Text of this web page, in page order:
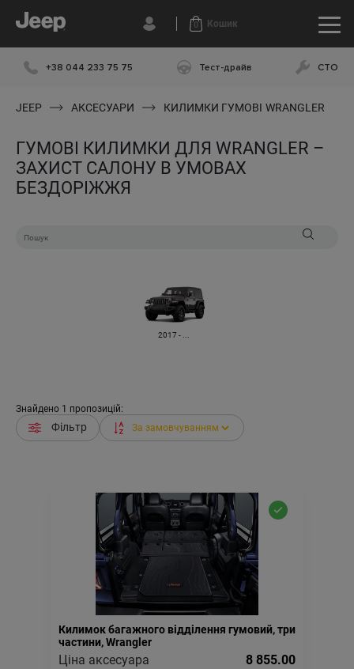
0 Кошик
+38 044 233 75 75 Тест-драйв СТО
JEEP АКСЕСУАРИ КИЛИМКИ ГУМОВІ WRANGLER
ГУМОВІ КИЛИМКИ ДЛЯ WRANGLER –
ЗАХИСТ САЛОНУ В УМОВАХ
БЕЗДОРІЖЖЯ
2017 - ...
Знайдено 1 пропозицій:
Фільтр
Килимок багажного відділення гумовий, три
частини, Wrangler
Ціна аксесуара 8 855.00